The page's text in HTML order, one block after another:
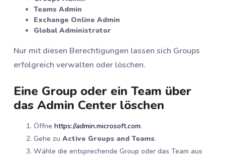
Teams Admin
Exchange Online Admin
Global Administrator
Nur mit diesen Berechtigungen lassen sich Groups
erfolgreich verwalten oder löschen.
Eine Group oder ein Team über
das Admin Center löschen
Öffne https://admin.microsoft.com.
Gehe zu Active Groups and Teams.
Wähle die entsprechende Group oder das Team aus